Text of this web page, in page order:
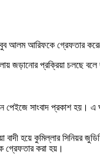
আলম আরিফকে গ্রেফতার
প্রক্রিয়া চলছে বলে
পেইজে সাংবাদ প্রকাশ
হয়ে কুমিল্লার সিনিয়র
গ্রেফতার করা হয়।